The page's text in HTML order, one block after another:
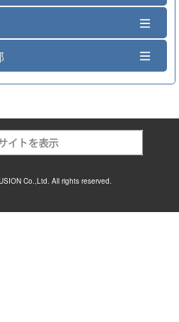
Co.,Ltd. All rights reserved.